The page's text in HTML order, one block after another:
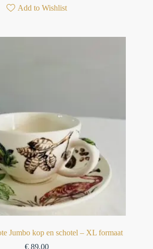
Add to Wishlist
Jumbo kop en schotel – XL formaat
€ 89,00